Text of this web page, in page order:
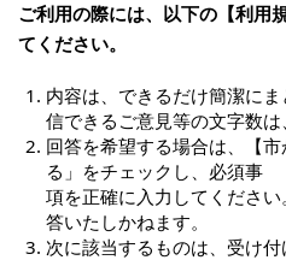
ご利用の際には、以下の【利用
てください。
内容は、できるだけ簡潔に
信できるご意見等の文字数は
回答を希望する場合は、【
る」をチェックし、必須事
項を正確に入力してくださ
答いたしかねます。
次に該当するものは、受け